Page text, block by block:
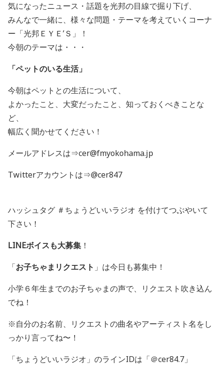
気になったニュース・話題を光邦の目線で掘り下げ、
みんなで一緒に、様々な問題・テーマを考えていくコーナ
ー「光邦ＥＹＥ’Ｓ」！
今朝のテーマは・・・
「ペットのいる生活」
今朝はペットとの生活について、
よかったこと、大変だったこと、知っておくべきことな
ど、
幅広く聞かせてください！
メールアドレスは⇒cer@fmyokohama.jp
Twitterアカウントは⇒@cer847
ハッシュタグ ＃ちょうどいいラジオ を付けてつぶやいて
下さい！
LINEボイスも大募集 ！
「お子ちゃまリクエスト 」は今日も募集中！
小学６年生までのお子ちゃまの声で、リクエスト吹き込ん
でね！
※自分のお名前、リクエストの曲名やアーティスト名をし
っかり言ってね〜！
「ちょうどいいラジオ」のラインIDは「＠cer84.7」